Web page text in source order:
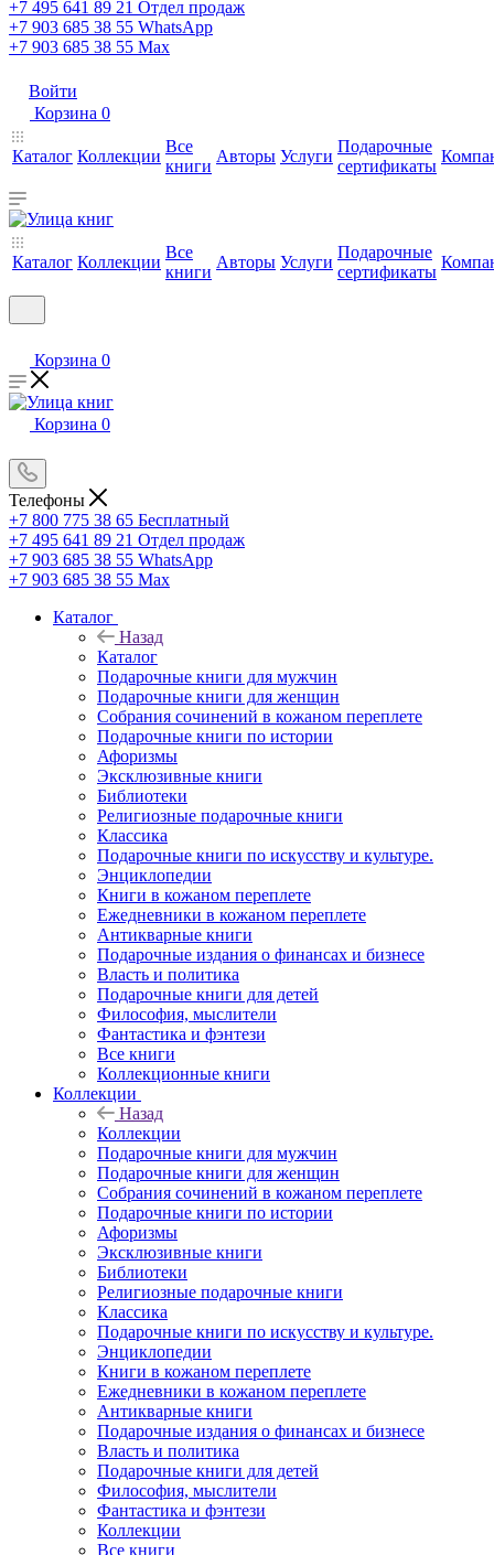
+7 495 641 89 21 Отдел продаж
+7 903 685 38 55 WhatsApp
+7 903 685 38 55 Max
Войти
Корзина 0
Каталог Коллекции
Все
книги
Авторы Услуги
Подарочные
сертификаты
Каталог Коллекции
Все
книги
Авторы Услуги
Подарочные
сертификаты
Корзина 0
Корзина 0
Телефоны
+7 800 775 38 65 Бесплатный
+7 495 641 89 21 Отдел продаж
+7 903 685 38 55 WhatsApp
+7 903 685 38 55 Max
Каталог
Назад
Каталог
Подарочные книги для мужчин
Подарочные книги для женщин
Собрания сочинений в кожаном переплете
Подарочные книги по истории
Афоризмы
Эксклюзивные книги
Библиотеки
Религиозные подарочные книги
Классика
Подарочные книги по искусству и культуре.
Энциклопедии
Книги в кожаном переплете
Ежедневники в кожаном переплете
Антикварные книги
Подарочные издания о финансах и бизнесе
Власть и политика
Подарочные книги для детей
Философия, мыслители
Фантастика и фэнтези
Все книги
Коллекционные книги
Коллекции
Назад
Коллекции
Подарочные книги для мужчин
Подарочные книги для женщин
Собрания сочинений в кожаном переплете
Подарочные книги по истории
Афоризмы
Эксклюзивные книги
Библиотеки
Религиозные подарочные книги
Классика
Подарочные книги по искусству и культуре.
Энциклопедии
Книги в кожаном переплете
Ежедневники в кожаном переплете
Антикварные книги
Подарочные издания о финансах и бизнесе
Власть и политика
Подарочные книги для детей
Философия, мыслители
Фантастика и фэнтези
Коллекции
Все книги